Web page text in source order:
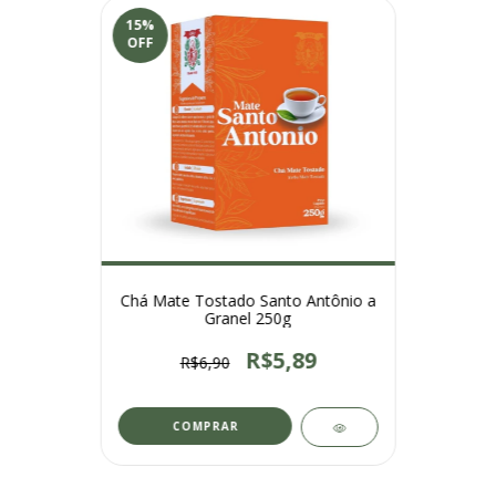
15%
OFF
Chá Mate Tostado Santo Antônio a
Granel 250g
R$6,90 R$5,89
COMPRAR